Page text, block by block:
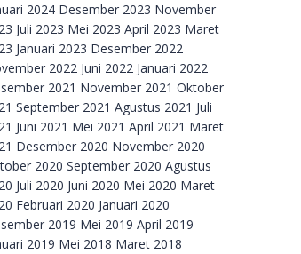
2024 Desember 2023 November
Juli 2023 Mei 2023 April 2023 Maret
Januari 2023 Desember 2022
2022 Juni 2022 Januari 2022
2021 November 2021 Oktober
September 2021 Agustus 2021 Juli
Juni 2021 Mei 2021 April 2021 Maret
Desember 2020 November 2020
2020 September 2020 Agustus
Juli 2020 Juni 2020 Mei 2020 Maret
Februari 2020 Januari 2020
2019 Mei 2019 April 2019
2019 Mei 2018 Maret 2018